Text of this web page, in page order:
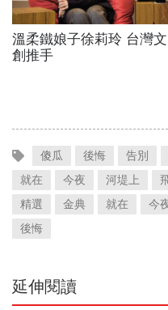
溫柔鐵娘子徐莉玲 台灣文
創推手
傻瓜 後悔 告別
就在
今夜 河堤上
精選
金典 就在 今
後悔
延伸閱讀